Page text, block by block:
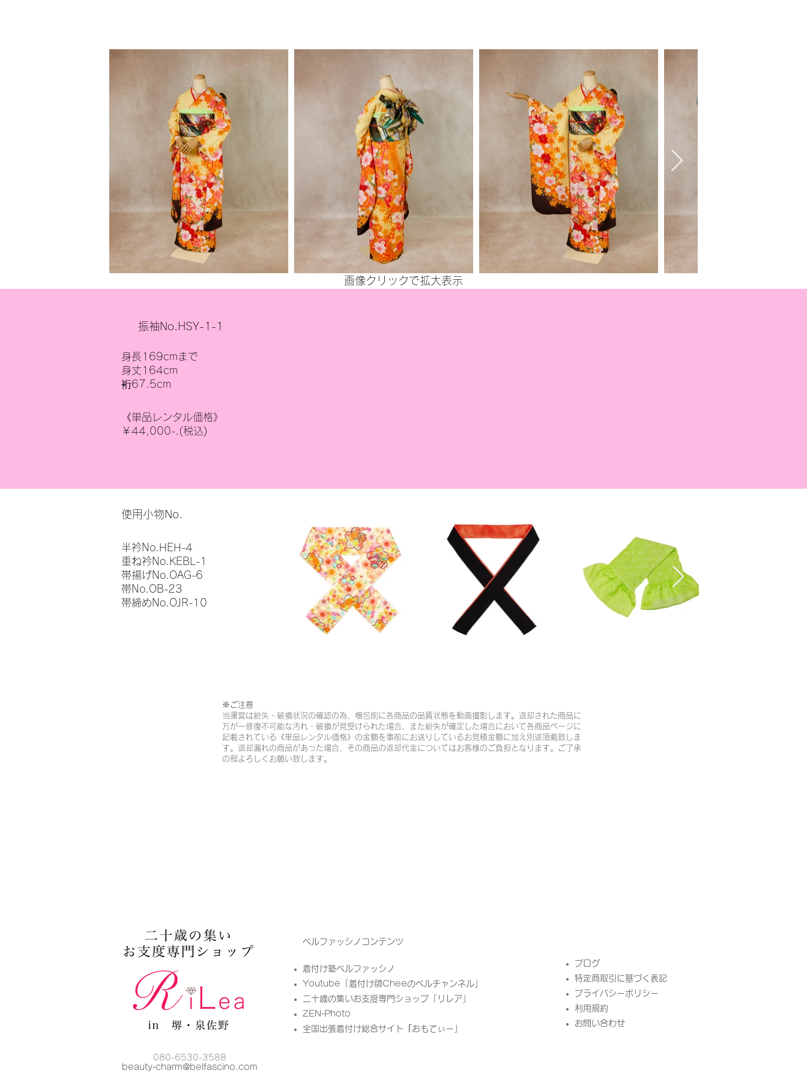
画像クリックで拡大表示
振袖No.HSY-1-1
身長169cmまで
身丈164cm
裄67.5cm
《単品レンタル価格》
￥44,000-.(税込)
使用小物No.
半衿No.HEH-4
重ね衿No.KEBL-1
帯揚げNo.OAG-6
帯No.OB-23
帯締めNo.OJR-10
※ご注意​
当運営は紛失・破損状況の確認の為、梱包前に各商品の品質状態を動画撮影します。返却された商品に
万が一修復不可能な汚れ・破損が見受けられた場合、また紛失が確定した場合において各商品ページに
記載されている《単品レンタル価格》の金額を事前にお送りしているお見積金額に加え別途頂戴致しま
す。返却漏れの商品があった場合、その商品の返却代金についてはお客様のご負担となります。ご了承
の程よろしくお願い致します。
ベルファッシノコンテンツ
着付け塾ベルファッシノ
Youtube「 着付け師Cheeのベルチャンネル」
二十歳の集いお支度専門ショップ「リレア」​
ZEN-Photo
全国出張着付け総合サイト
​おもてぃー」​
​ブログ
特定商取引に基づく表記
プライバシーポリシー
​利用規約
お問い合わせ
080-6530-3588
beauty-charm@belfascino.com